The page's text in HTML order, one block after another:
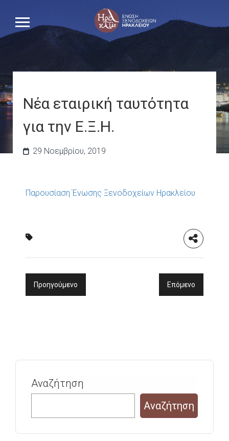
Νέα εταιρική ταυτότητα
για την Ε.Ξ.Η.
29 Νοεμβρίου, 2019
Παρουσίαση Ένωσης Ξενοδοχείων Ηρακλείου
Προηγούμενο Επόμενο
Αναζήτηση
Αναζήτηση